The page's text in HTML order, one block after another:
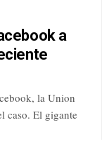
a
la Union
caso. El gigante